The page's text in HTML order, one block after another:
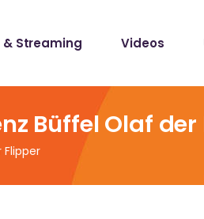
& Streaming Videos
Büffel Olaf der